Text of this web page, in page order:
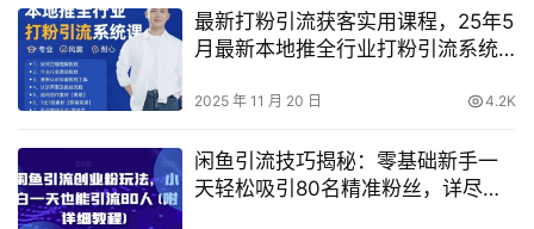
最新打粉引流获客实用课程，25年5
月最新本地推全行业打粉引流系统
2025 年 11 月 20 日 4.2K
闲鱼引流技巧揭秘：零基础新手一
天轻松吸引80名精准粉丝，详尽操